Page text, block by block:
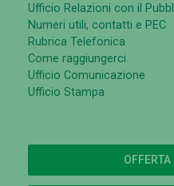
Ufficio Relazioni con il
Numeri utili, contatti e PEC
Rubrica Telefonica
Come raggiungerci
Ufficio Comunicazione
Ufficio Stampa